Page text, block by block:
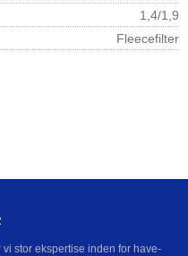
1,4/1,9
Fleecefilter
stor ekspertise inden for have-